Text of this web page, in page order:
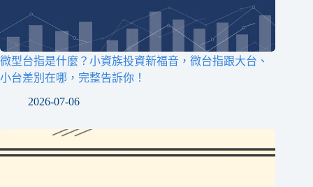
微型台指是什麼？小資族投資新福音，微台指跟大台、
小台差別在哪，完整告訴你！
2026-07-06